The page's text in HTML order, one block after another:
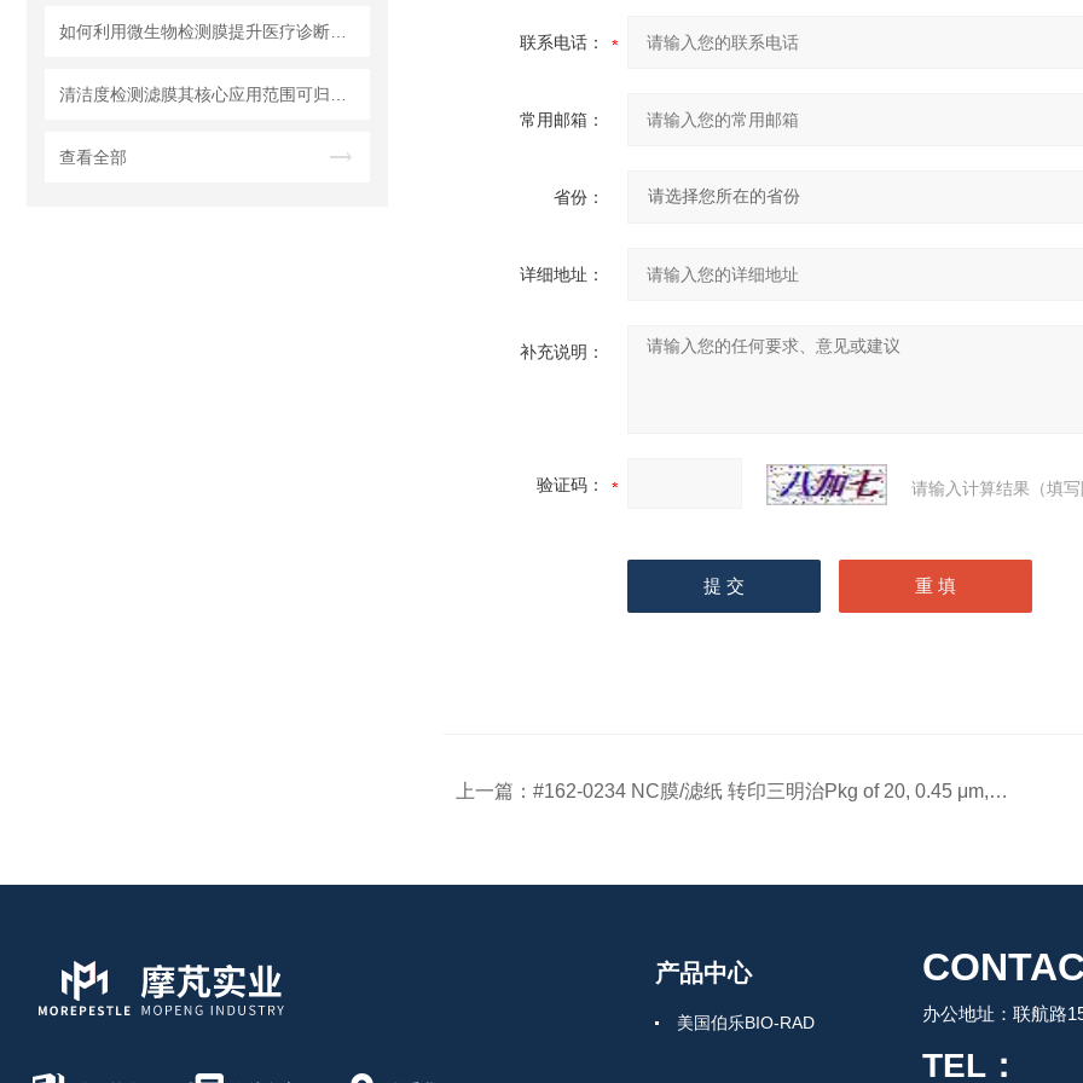
查看全部
联系电话：
常用邮箱：
省份：
详细地址：
补充说明：
验证码： 请输入计算结果（填
上一篇： #162-0234 NC膜/滤纸 转印三明治Pkg of 20, 0.45 μm, 8.5 x 13.5 cm
产品中心
美国伯乐BIO-RAD 办公地址：联航路
TEL：